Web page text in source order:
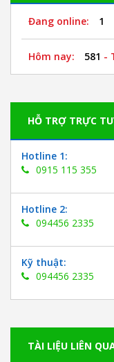
Đang online: 1
Hôm nay: 581 -
HỖ TRỢ TRỰC
Hotline 1:
0915 115 355
Hotline 2:
094456 2335
Kỹ thuật:
094456 2335
TÀI LIỆU LIÊN